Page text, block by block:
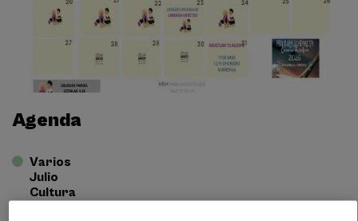
Agenda
Varios
Julio
Cultura